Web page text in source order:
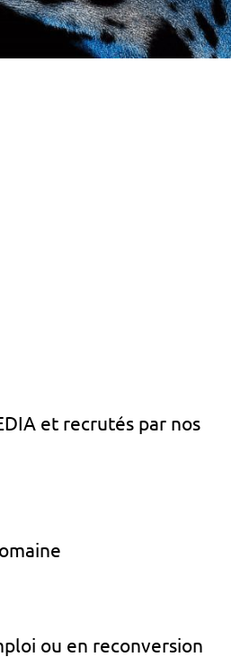
et recrutés par nos
ou en reconversion